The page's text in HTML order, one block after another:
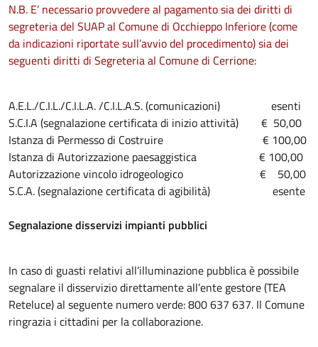
N.B. E’ necessario provvedere al pagamento sia dei diritti di
segreteria del SUAP al Comune di Occhieppo Inferiore (come
da indicazioni riportate sull’avvio del procedimento) sia dei
seguenti diritti di Segreteria al Comune di Cerrione:
A.E.L./C.I.L./C.I.L.A. /C.I.L.A.S. (comunicazioni) esenti
S.C.I.A (segnalazione certificata di inizio attività) € 50,00
Istanza di Permesso di Costruire € 100,00
Istanza di Autorizzazione paesaggistica € 100,00
Autorizzazione vincolo idrogeologico € 50,00
S.C.A. (segnalazione certificata di agibilità) esente
Segnalazione disservizi impianti pubblici
In caso di guasti relativi all’illuminazione pubblica è possibile
segnalare il disservizio direttamente all’ente gestore (TEA
Reteluce) al seguente numero verde: 800 637 637. Il Comune
ringrazia i cittadini per la collaborazione.